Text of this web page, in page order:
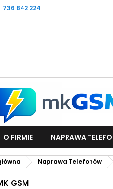
736 842 224
O FIRMIE NAPRAWA
Naprawa Telefonów
GSM